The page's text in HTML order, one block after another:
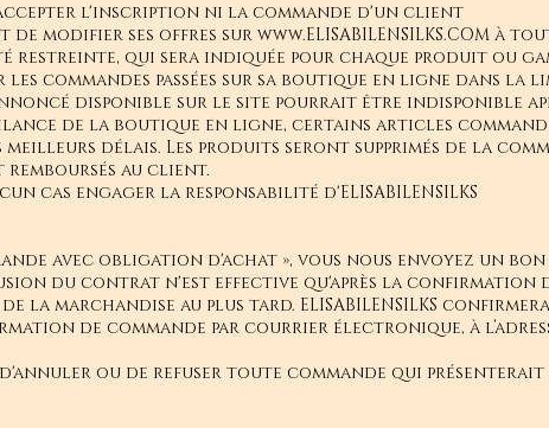
d'accepter l'inscription ni la commande d'un client
de modifier ses offres sur www.ELISABILENSILKS.COM à
restreinte, qui sera indiquée pour chaque produit ou
les commandes passées sur sa boutique en ligne dans
disponible sur le site pourrait être indisponible
de la boutique en ligne, certains articles
meilleurs délais. Les produits seront supprimés de la
au client.
cas engager la responsabilité d'ELISABILENSILKS
avec obligation d'achat », vous nous envoyez un
du contrat n'est effective qu'après la confirmation
de la marchandise au plus tard. ELISABILENSILKS
de commande par courrier électronique, à
d'annuler ou de refuser toute commande qui